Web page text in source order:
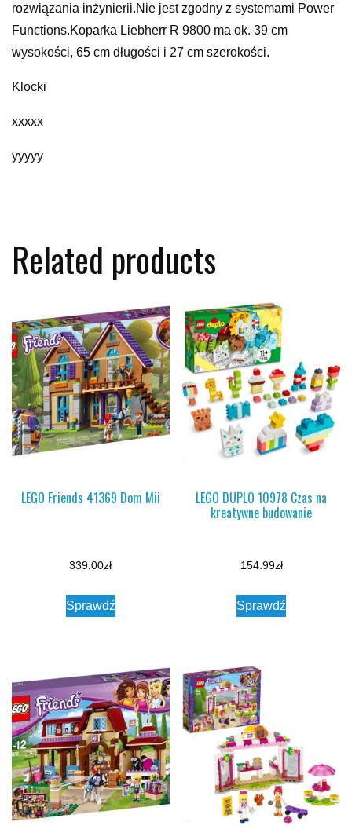
rozwiązania inżynierii.Nie jest zgodny z systemami Power
Functions.Koparka Liebherr R 9800 ma ok. 39 cm
wysokości, 65 cm długości i 27 cm szerokości.
Klocki
xxxxx
yyyyy
Related products
LEGO Friends 41369 Dom Mii
339.00zł
Sprawdź
LEGO DUPLO 10978 Czas na
kreatywne budowanie
154.99zł
Sprawdź